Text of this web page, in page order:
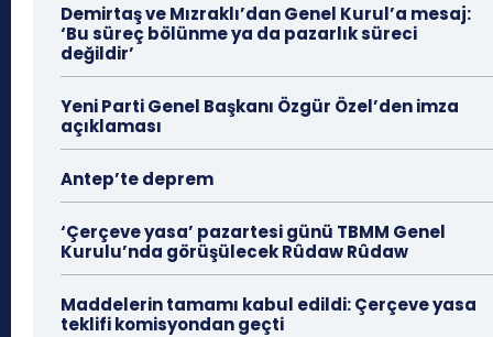
Demirtaş ve Mızraklı’dan Genel Kurul’a mesaj:
‘Bu süreç bölünme ya da pazarlık süreci
değildir’
Yeni Parti Genel Başkanı Özgür Özel’den imza
açıklaması
Antep’te deprem
‘Çerçeve yasa’ pazartesi günü TBMM Genel
Kurulu’nda görüşülecek Rûdaw Rûdaw
Maddelerin tamamı kabul edildi: Çerçeve yasa
teklifi komisyondan geçti